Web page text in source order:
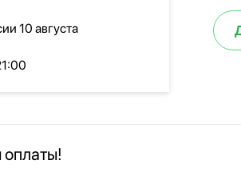
10 августа